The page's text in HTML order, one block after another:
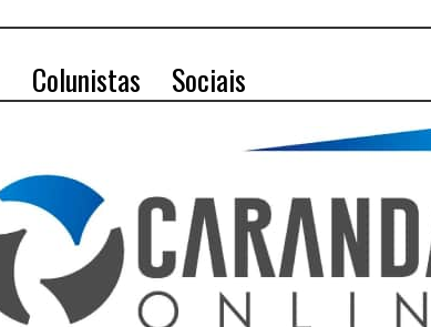
Colunistas Sociais